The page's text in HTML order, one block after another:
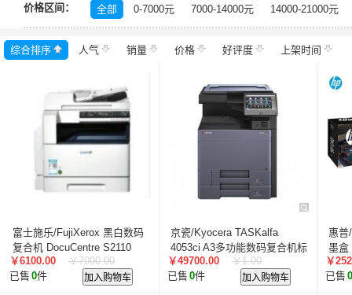
海信/Hisense
海尔/Haier 康佳/KONKA
飞利浦/
美菱/MELING
尼康/Nikon 松下/Panasonic
水星/MERCURY
良田/eloam 德意拍/Deyipai
绿盟/NSFOCUS
UPM 金光/APP
明基/BENQ
威尔信/Wilson
科密/comet 希沃/seewo
标拓/​Biaotop
欣彩/Anycolor 爱国者/aigo
晨鸣/
洛来宝/LUOLAIBAO
碎乐/Ceiro
富士/FUJIFILM
卡萨帝/casarte
深信服/SANGFOR 汉光/CSSC
麦克赛尔/maxell
中银科技/BOCT
希捷/
信锐/SUNDRAY
睿因/WAVLINK
神州数码/DCN
价格区间： 全部 0-7000元 7000-14000元 14000-21000元
综合排序 人气 销量 价格 好评度 上架时间
富士施乐/FujiXerox 黑白数码
复合机 DocuCentre S2110
NDA A3幅面 打印 复印 扫描
打印复印速度：21PPM；，标
￥6100.00
￥7000.00
已售 0件 加入购物车
京瓷/Kyocera TASKalfa
4053ci A3多功能数码复合机标
配含输稿器 彩色激光复印机
￥49700.00
￥1.00
已售 0件 加入购物车
惠普
墨盒
复合
￥
已售 0